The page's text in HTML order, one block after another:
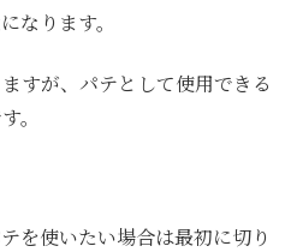
なります。
すが、パテとして使用できる
。
を使いたい場合は最初に切り